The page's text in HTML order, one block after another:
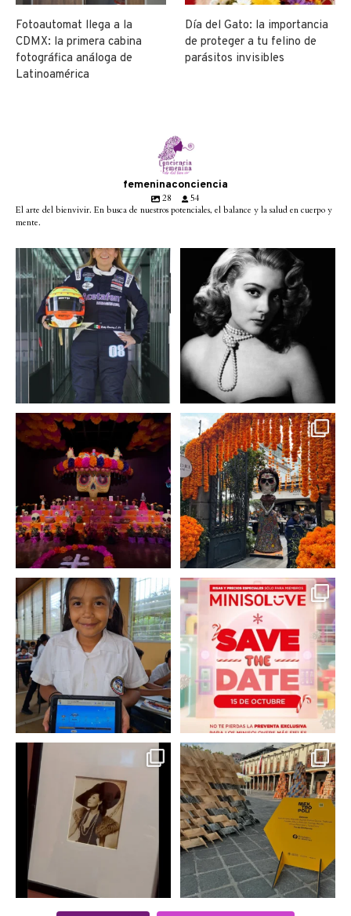
Fotoautomat llega a la
CDMX: la primera cabina
fotográfica análoga de
Latinoamérica
Día del Gato: la importancia
de proteger a tu felino de
parásitos invisibles
femeninaconciencia
28
54
El arte del bienvivir. En busca de nuestros potenciales, el balance y la salud en cuerpo y
mente.
Conoce a @betty_racing08
la piloto mexicana que ...
3 0
Descanse en paz la gran
diva del cine mexicano
2 0
A partir de hoy miercoles
23 de octubre y hasta el...
2 0
No te pierdas la exhibición
de @menchaca.studio...
2 0
En un contexto donde
muchas niñas y
adolescentes...
0 0
La temporada navideña
llegó a @minisomexico...
2 0
Hoy sábado 28 de
septiembre se inauguró
en...
2 0
Este fin de semana no te
pierdas @mextropoli, el...
2 0